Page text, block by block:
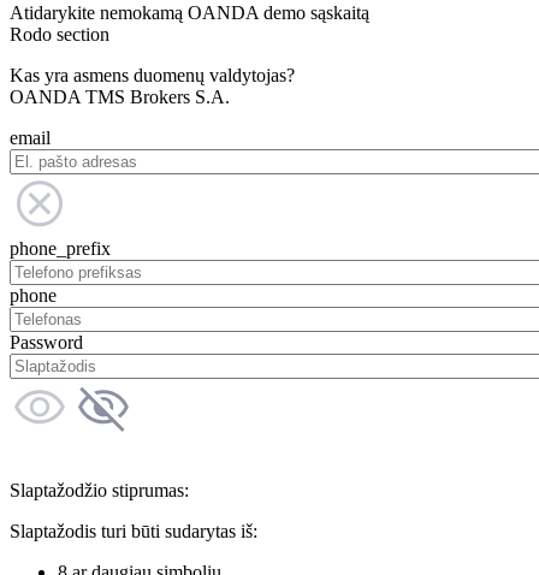
Atidarykite nemokamą OANDA demo sąskaitą
Rodo section
Kas yra asmens duomenų valdytojas?
OANDA TMS Brokers S.A.
email
phone_prefix
phone
Password
Slaptažodžio stiprumas:
Slaptažodis turi būti sudarytas iš: